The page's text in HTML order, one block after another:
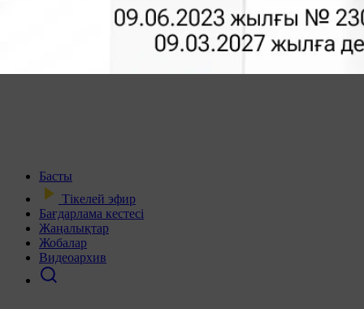
Басты
Тікелей эфир
Бағдарлама кестесі
Жаңалықтар
Жобалар
Видеоархив